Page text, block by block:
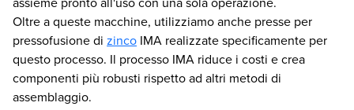
Oltre a queste macchine, utilizziamo anche presse per
pressofusione di zinco IMA realizzate specificamente per
questo processo. Il processo IMA riduce i costi e crea
componenti più robusti rispetto ad altri metodi di
assemblaggio.